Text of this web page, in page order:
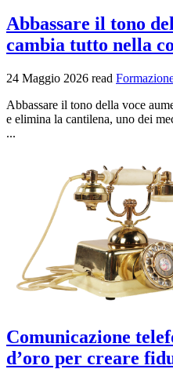
Abbassare il tono
cambia tutto nella
24 Maggio 2026 read
Abbassare il tono della voce
e elimina la cantilena, uno dei
...
Comunicazione
d’oro per creare